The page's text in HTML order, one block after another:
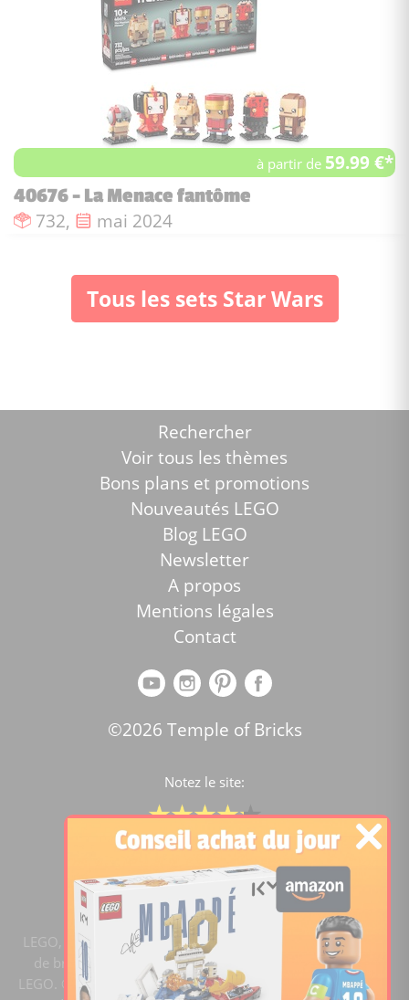
à partir de 59.99 €*
40676 - La Menace fantôme
Nombre de pièces :
732, Date de sortie :
mai 2024
Tous les sets Star Wars
Rechercher
Voir tous les thèmes
Bons plans et promotions
Nouveautés LEGO
Blog LEGO
Newsletter
A propos
Mentions légales
Contact
©2026 Temple of Bricks
Notez le site:
Comparateur de prix Lego
4.2/5 -15451notes
LEGO, le logo LEGO, la figurine LEGO et les configurations
de briques sont des marques commerciales du groupe
LEGO. ©2020 The LEGO Group. Templeofbricks.com est un